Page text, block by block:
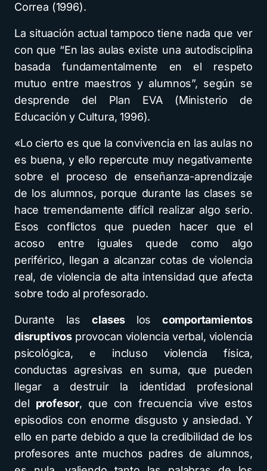
Correa (1996).
La situación actual tampoco tiene nada que ver
con que “En las aulas existe una autodisciplina
basada fundamentalmente en el respeto
mutuo entre maestros y alumnos”, según se
desprende del Plan EVA (Ministerio de
Educación y Cultura, 1996).
«Lo cierto es que la convivencia en las aulas no
es buena, y ello repercute muy negativamente
sobre el proceso de enseñanza-aprendizaje
de los alumnos, porque durante las clases se
hace tremendamente difícil realizar algo serio.
Esos conflictos que pueden hacer que el
acoso entre iguales quede como algo
periférico, llegan a alcanzar cotas de violencia
real, de violencia de alta intensidad que afecta
sobre todo al profesorado.
Durante lasclases los comportamientos
disruptivos provocan violencia verbal, violencia
psicológica, e incluso violencia física,
conductas agresivas en suma, que pueden
llegar a destruir la identidad profesional
del profesor, que con frecuencia vive estos
episodios con enorme disgusto y ansiedad. Y
ello en parte debido a que la credibilidad de los
profesores ante muchos padres de alumnos,